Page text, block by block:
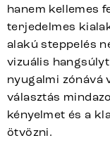
hanem kellemes
terjedelmes
alakú steppelés
vizuális
nyugalmi zónává
választás
kényelmet és a
ötvözni.